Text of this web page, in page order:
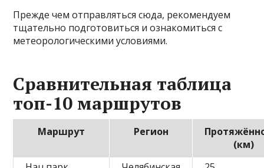
Прежде чем отправляться сюда, рекомендуем
тщательно подготовиться и ознакомиться с
метеорологическими условиями.
Сравнительная таблица
топ-10 маршрутов
Маршрут Регион
(км)